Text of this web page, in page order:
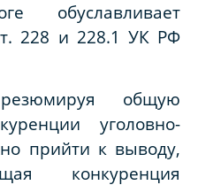
обуславливает
228 и 228.1 УК РФ
общую
уголовно-
прийти к выводу,
конкуренция